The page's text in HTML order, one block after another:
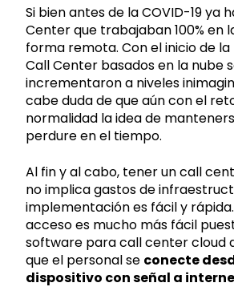
Si bien antes de la COVID-19 ya
Center que trabajaban 100% en
forma remota. Con el inicio de
Call Center basados en la nube
incrementaron a niveles
cabe duda de que aún con el
normalidad la idea de
perdure en el tiempo.
Al fin y al cabo, tener un call
no implica gastos de
implementación es fácil y
acceso es mucho más fácil
software para call center cloud
que el personal se conecte
dispositivo con señal a